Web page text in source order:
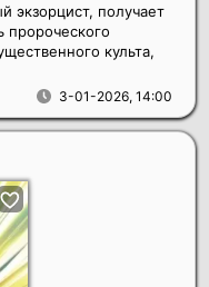
3-01-2026, 14:00
экзорцист, получает
пророческого
культа,